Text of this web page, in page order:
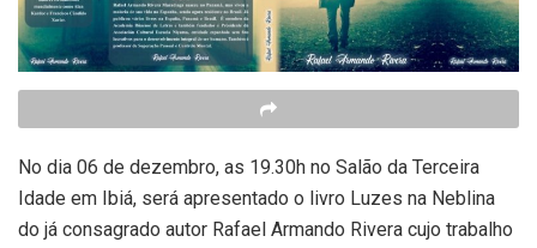
No dia 06 de dezembro, as 19.30h no Salão da Terceira
Idade em Ibiá, será apresentado o livro Luzes na Neblina
do já consagrado autor Rafael Armando Rivera cujo trabalho